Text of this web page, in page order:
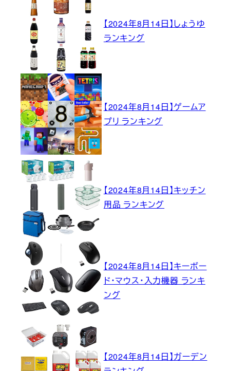
【2024年8月14日】しょうゆ
ランキング
【2024年8月14日】ゲームア
プリ ランキング
【2024年8月14日】キッチン
用品 ランキング
【2024年8月14日】キーボー
ド・マウス・入力機器 ランキ
ング
【2024年8月14日】ガーデン